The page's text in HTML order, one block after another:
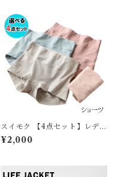
ゃれ 長袖 セット タンキニ シ
ョートパンツ レギンス 脚 ウォ
ーキング ジョギング 長袖 G23
6OP
スイモク 【4点セット】レディ
ースショーツ 下着 インナー 無
地 淡い アンダーウェア 薄いカ
ストレスフリーパンツ スタン
¥2,000